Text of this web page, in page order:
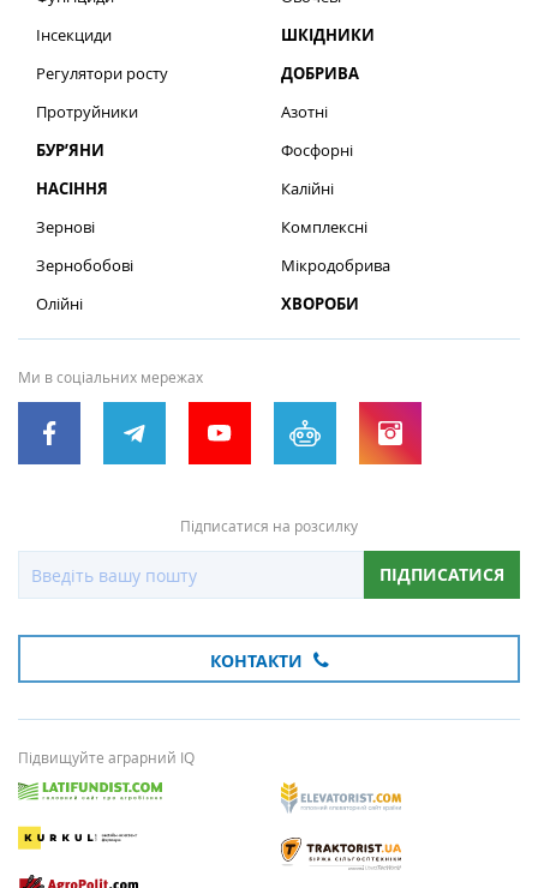
Інсекциди
Регулятори росту
Протруйники
БУР’ЯНИ
НАСІННЯ
Зернові
Зернобобові
Олійні
ШКІДНИКИ
ДОБРИВА
Азотні
Фосфорні
Калійні
Комплексні
Мікродобрива
ХВОРОБИ
Ми в соціальних мережах
Підписатися на розсилку
ПІДПИСАТИСЯ
КОНТАКТИ
Підвищуйте аграрний IQ